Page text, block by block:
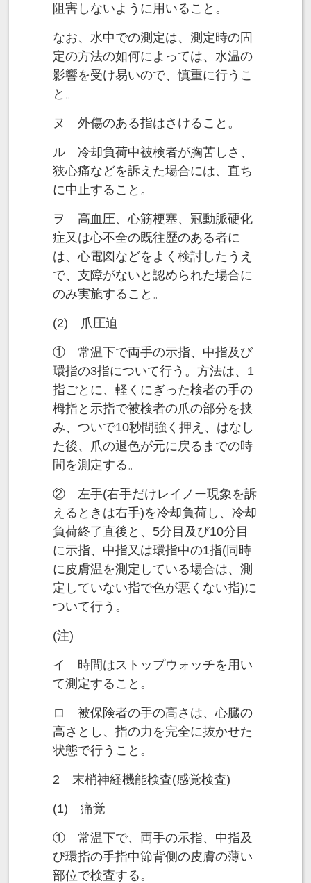
阻害しないように用いること。
なお、水中での測定は、測定時の固
定の方法の如何によっては、水温の
影響を受け易いので、慎重に行うこ
と。
ヌ 外傷のある指はさけること。
ル 冷却負荷中被検者が胸苦しさ、
狭心痛などを訴えた場合には、直ち
に中止すること。
ヲ 高血圧、心筋梗塞、冠動脈硬化
症又は心不全の既往歴のある者に
は、心電図などをよく検討したうえ
で、支障がないと認められた場合に
のみ実施すること。
(2) 爪圧迫
① 常温下で両手の示指、中指及び
環指の3指について行う。方法は、1
指ごとに、軽くにぎった検者の手の
栂指と示指で被検者の爪の部分を挟
み、ついで10秒間強く押え、はなし
た後、爪の退色が元に戻るまでの時
間を測定する。
② 左手(右手だけレイノー現象を訴
えるときは右手)を冷却負荷し、冷却
負荷終了直後と、5分目及び10分目
に示指、中指又は環指中の1指(同時
に皮膚温を測定している場合は、測
定していない指で色が悪くない指)に
ついて行う。
(注)
イ 時間はストップウォッチを用い
て測定すること。
ロ 被保険者の手の高さは、心臓の
高さとし、指の力を完全に抜かせた
状態で行うこと。
2 末梢神経機能検査(感覚検査)
(1) 痛覚
① 常温下で、両手の示指、中指及
び環指の手指中節背側の皮膚の薄い
部位で検査する。